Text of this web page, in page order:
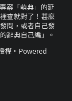
專案「萌典」的延
查就對了！甚麼
問，或者自己發
辭典自己編」。
權。Powered